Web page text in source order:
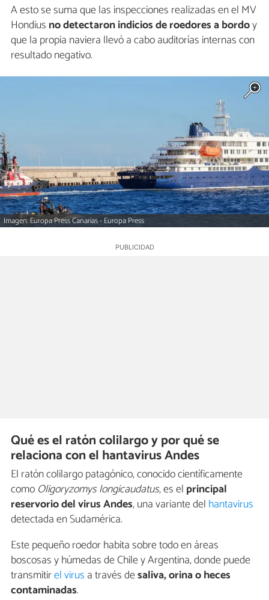
A esto se suma que las inspecciones realizadas en el MV
Hondius no detectaron indicios de roedores a bordoy
que la propia naviera llevó a cabo auditorías internas con
resultado negativo.
Imagen: Europa Press Canarias - Europa Press
Qué es el ratón colilargo y por qué se
relaciona con el hantavirus Andes
El ratón colilargo patagónico, conocido científicamente
como Oligoryzomys longicaudatus, es el principal
reservorio del virus Andes, una variante del hantavirus
detectada en Sudamérica.
Este pequeño roedor habita sobre todo en áreas
boscosas y húmedas de Chile y Argentina, donde puede
transmitirel virus a través desaliva, orina o heces
contaminadas.